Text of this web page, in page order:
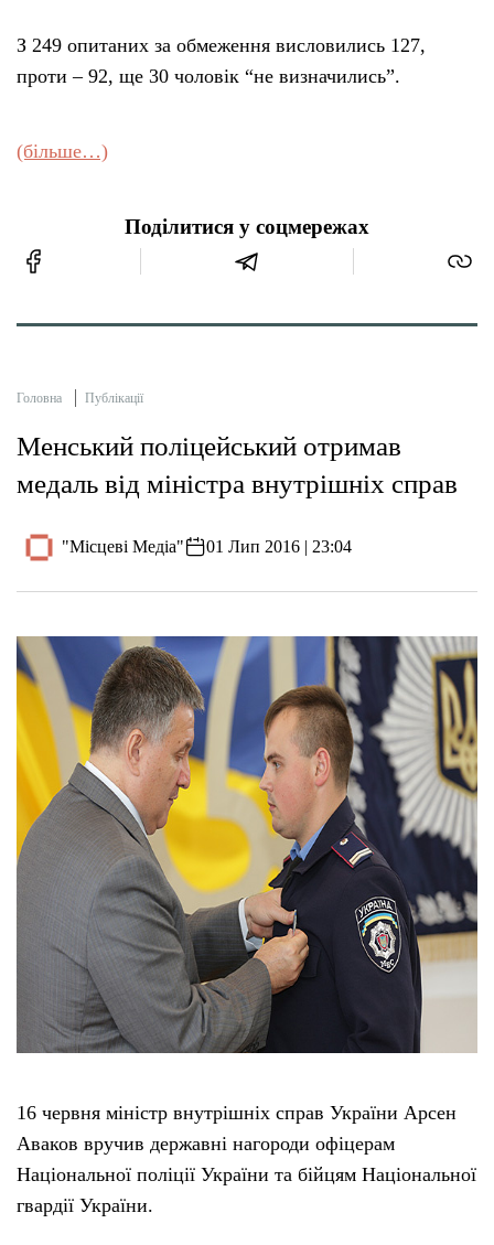
З 249 опитаних за обмеження висловились 127,
проти – 92, ще 30 чоловік “не визначились”.
(більше…)
Поділитися у соцмережах
Головна Публікації
Менський поліцейський отримав
медаль від міністра внутрішніх справ
"Місцеві Медіа" 01 Лип 2016 | 23:04
16 червня міністр внутрішніх справ України Арсен
Аваков вручив державні нагороди офіцерам
Національної поліції України та бійцям Національної
гвардії України.